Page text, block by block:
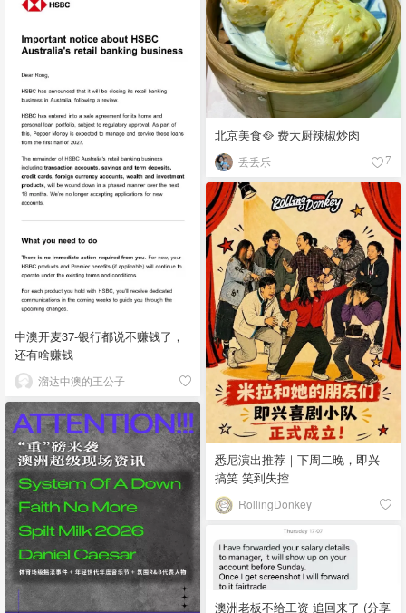
北京美食🥘 费大厨辣椒炒肉
丢丢乐 7
中澳开麦37-银行都说不赚钱了，
还有啥赚钱
溜达中澳的王公子
悉尼演出推荐｜下周二晚，即兴
搞笑 笑到失控
RollingDonkey
澳洲老板不给工资 追回来了 (分享